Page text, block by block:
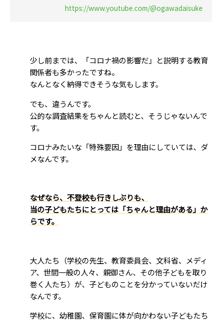
https://www.youtube.com/@ogawadaisuke
少し前までは、「コロナ禍の影響だ」と説明する教育
関係者も多かったですね。
なんとなく納得できそうな気もします。
でも、違うんです。
公的な調査結果をちゃんと読むと、そうじゃないんで
す。
コロナみたいな「特殊要因」を理由にしていては、ダ
メなんです。
なぜなら、不登校も行きしぶりも、
当の子どもたちにとっては「ちゃんと理由がある」か
らです。
大人たち（学校の先生、教育委員会、文科省、メディ
ア、世間一般の人々、親御さん、その他子どもを取り
巻く人たち）が、子どものことを分かっていないだけ
なんです。
学校に、幼稚園、保育園に体が向かわない子どもたち